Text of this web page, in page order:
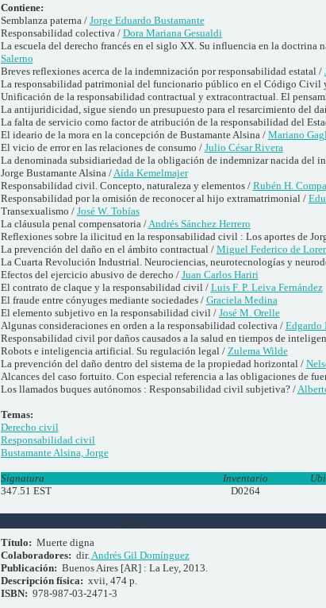
Contiene:
Semblanza paterna / Jorge Eduardo Bustamante
Responsabilidad colectiva / Dora Mariana Gesualdi
La escuela del derecho francés en el siglo XX. Su influencia en la doctrina
Salerno
Breves reflexiones acerca de la indemnización por responsabilidad estatal /
La responsabilidad patrimonial del funcionario público en el Código Civil
Unificación de la responsabilidad contractual y extracontractual. El
La antijuridicidad, sigue siendo un presupuesto para el resarcimiento del
La falta de servicio como factor de atribución de la responsabilidad del
El ideario de la mora en la concepción de Bustamante Alsina / Mariano
El vicio de error en las relaciones de consumo / Julio César Rivera
La denominada subsidiariedad de la obligación de indemnizar nacida del
Jorge Bustamante Alsina / Aída Kemelmajer
Responsabilidad civil. Concepto, naturaleza y elementos / Rubén H.
Responsabilidad por la omisión de reconocer al hijo extramatrimonial /
Transexualismo / José W. Tobías
La cláusula penal compensatoria / Andrés Sánchez Herrero
Reflexiones sobre la ilicitud en la responsabilidad civil : Los aportes de
La prevención del daño en el ámbito contractual / Miguel Federico de
La Cuarta Revolución Industrial. Neurociencias, neurotecnologías y
Efectos del ejercicio abusivo de derecho / Juan Carlos Hariri
El contrato de claque y la responsabilidad civil / Luis F. P. Leiva Fernández
El fraude entre cónyuges mediante sociedades / Graciela Medina
El elemento subjetivo en la responsabilidad civil / José M. Orelle
Algunas consideraciones en orden a la responsabilidad colectiva / Edgardo
Responsabilidad civil por daños causados a la salud en tiempos de
Robots e inteligencia artificial. Su regulación legal / Zulema Wilde
La prevención del daño dentro del sistema de la propiedad horizontal /
Alcances del caso fortuito. Con especial referencia a las obligaciones de
Los llamados buques autónomos : Responsabilidad civil subjetiva? /
Temas:
Derecho civil
Responsabilidad civil
Bustamante Alsina, Jorge
Signatura Inventario
347.51 EST
D0264
Libros
Título: Muerte digna
Colaboradores: dir.Andrés Gil Domínguez
Publicación: Buenos Aires [AR] : La Ley, 2013.
Descripción física: xvii, 474 p.
ISBN: 978-987-03-2471-3